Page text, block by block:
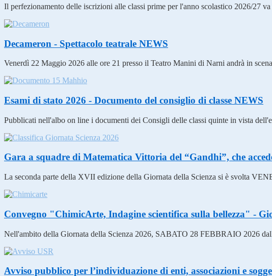
Il perfezionamento delle iscrizioni alle classi prime per l'anno scolastico 2026/27
Decameron - Spettacolo teatrale NEWS
Venerdì 22 Maggio 2026 alle ore 21 presso il Teatro Manini di Narni andrà in
Esami di stato 2026 - Documento del consiglio di classe NEWS
Pubblicati nell'albo on line i documenti dei Consigli delle classi quinte in vista
Gara a squadre di Matematica Vittoria del “Gandhi”, che
La seconda parte della XVII edizione della Giornata della Scienza si è svolta
Convegno "ChimicArte, Indagine scientifica sulla bellezza" -
Nell'ambito della Giornata della Scienza 2026, SABATO 28 FEBBRAIO 2026
Avviso pubblico per l’individuazione di enti, associazioni e